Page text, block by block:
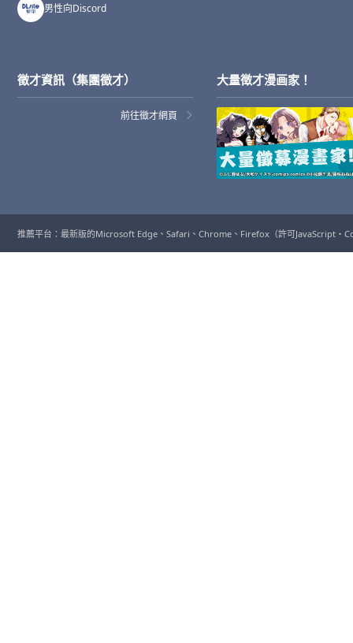
男性向Discord
徵才資訊（集團徵才）
前往徵才網頁
大量徴才漫画家！
推薦平台：最新版的Microsoft Edge、Safari、Chrome、Firefox（許可JavaScript・